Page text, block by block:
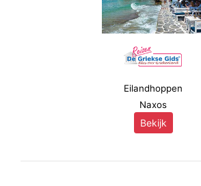
Eilandhoppen
Naxos
Bekijk